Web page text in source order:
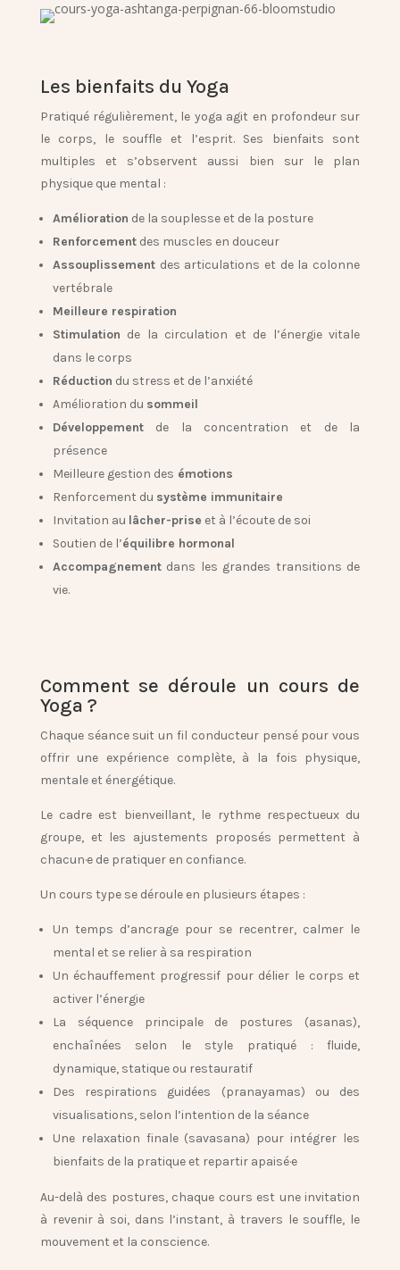
Les bienfaits du Yoga
Pratiqué régulièrement, le yoga agit en profondeur sur
le corps, le souffle et l’esprit. Ses bienfaits sont
multiples et s’observent aussi bien sur le plan
physique que mental :
Amélioration de la souplesse et de la posture
Renforcementdes muscles en douceur
Assouplissementdes articulations et de la colonne
vertébrale
Meilleure respiration
Stimulation de la circulation et de l’énergie vitale
dans le corps
Réduction du stress et de l’anxiété
Amélioration du sommeil
Développementde la concentration et de la
présence
Meilleure gestion des émotions
Renforcement du système immunitaire
Invitation au lâcher-prise et à l’écoute de soi
Soutien de l’équilibre hormonal
Accompagnementdans les grandes transitions de
vie.
Comment se déroule un cours de
Yoga ?
Chaque séance suit un fil conducteur pensé pour vous
offrir une expérience complète, à la fois physique,
mentale et énergétique.
Le cadre est bienveillant, le rythme respectueux du
groupe, et les ajustements proposés permettent à
chacun·e de pratiquer en confiance.
Un cours type se déroule en plusieurs étapes :
Un temps d’ancragepour se recentrer, calmer le
mental et se relier à sa respiration
Un échauffement progressif pour délier le corps et
activer l’énergie
La séquence principale de postures (asanas),
enchaînées selon le style pratiqué : fluide,
dynamique, statique ou restauratif
Des respirations guidées (pranayamas) ou des
visualisations, selon l’intention de la séance
Une relaxation finale (savasana) pour intégrer les
bienfaits de la pratique et repartir apaisé·e
Au-delà des postures, chaque cours est une invitation
à revenir à soi, dans l’instant, à travers le souffle, le
mouvement et la conscience.